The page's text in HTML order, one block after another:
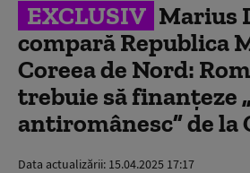
EXCLUSIV Marius
compară Republica
Coreea de Nord:
trebuie să finanțeze
antiromânesc” de la
Data actualizării: 15.04.2025 17:17